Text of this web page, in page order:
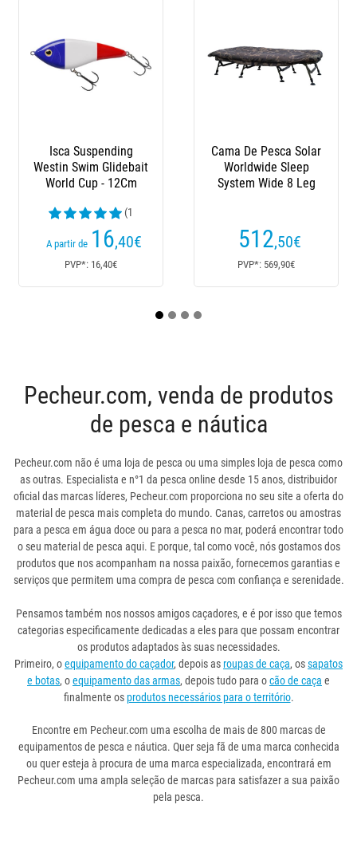
Cama De Pesca Solar
Worldwide Sleep
System Wide 8 Leg
512,50
PVP*: 569,90€
Tenda Bivvy - 1
Pessoa Nash Titan T1
Camo Pro - 1 Place
avaliações)
758 ,50€
PVP*: 922,50€
Pecheur.com, venda de produtos
de pesca e náutica
Pecheur.com não é uma loja de pesca ou uma simples loja de pesca como
as outras. Especialista e n°1 da pesca online desde 15 anos, distribuidor
oficial das marcas líderes, Pecheur.com proporciona no seu site a oferta do
material de pesca mais completa do mundo. Canas, carretos ou amostras
para a pesca em água doce ou para a pesca no mar, poderá encontrar todo
o seu material de pesca aqui. E porque, tal como você, nós gostamos dos
produtos que nos acompanham na nossa paixão, fornecemos garantias e
Pensamos também nos nossos amigos caçadores, e é por isso que temos
categorias especificamente dedicadas a eles para que possam encontrar
os produtos adaptados às suas necessidades.
Primeiro, o equipamento do caçador, depois asroupas de caça, ossapatos
, oequipamento das armas, depois tudo para ocão de caça
Encontre em Pecheur.com uma escolha de mais de 800 marcas de
equipamentos de pesca e náutica. Quer seja fã de uma marca conhecida
ou quer esteja à procura de uma marca especializada, encontrará em
Pecheur.com uma ampla seleção de marcas para satisfazer a sua paixão